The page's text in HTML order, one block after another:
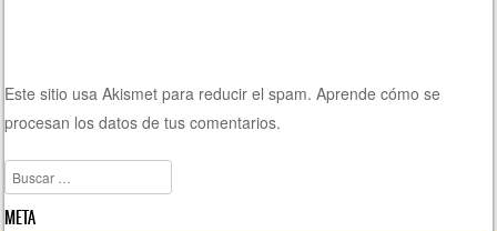
Este sitio usa Akismet para reducir el spam.Aprende cómo se
procesan los datos de tus comentarios.
Buscar
META